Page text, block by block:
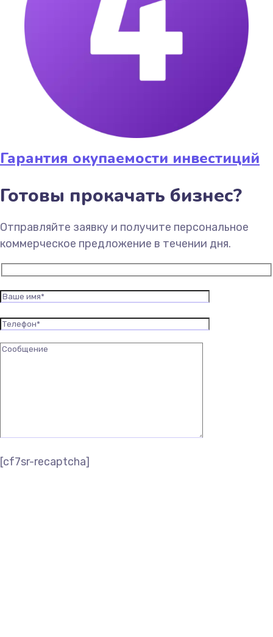
Гарантия окупаемости инвестиций
Готовы прокачать бизнес?
Отправляйте заявку и получите персональное
коммерческое предложение в течении дня.
[cf7sr-recaptcha]